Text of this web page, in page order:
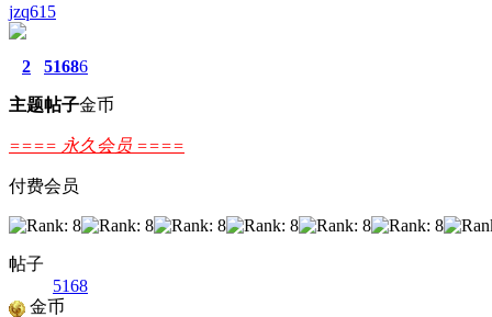
jzq615
2
主题
5168
帖子
6
金币
==== 永久会员 ====
付费会员
帖子
5168
金币